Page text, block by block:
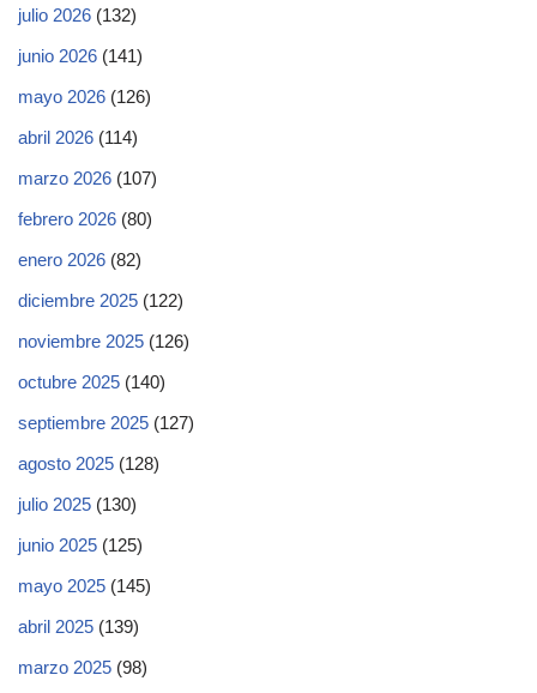
julio 2026 (132)
junio 2026 (141)
mayo 2026 (126)
abril 2026 (114)
marzo 2026 (107)
febrero 2026 (80)
enero 2026 (82)
diciembre 2025 (122)
noviembre 2025 (126)
octubre 2025 (140)
septiembre 2025 (127)
agosto 2025 (128)
julio 2025 (130)
junio 2025 (125)
mayo 2025 (145)
abril 2025 (139)
marzo 2025 (98)